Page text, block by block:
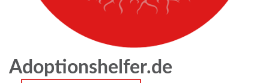
Adoptionshelfer.de